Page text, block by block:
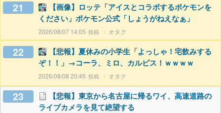
21
【画像】ロッテ「アイスとコラボするポケモンを
ください」ポケモン公式「しょうがねえなぁ」
2026/08/07 14:05 オタク
22
【悲報】夏休みの小学生「よっしゃ！宅飲みする
ぞ！！」→コーラ、ミロ、カルピス！ｗｗｗｗ
2026/08/08 20:45 オタク
23
【悲報】東京から名古屋に帰るワイ、高速道路の
ライブカメラを見て絶望する